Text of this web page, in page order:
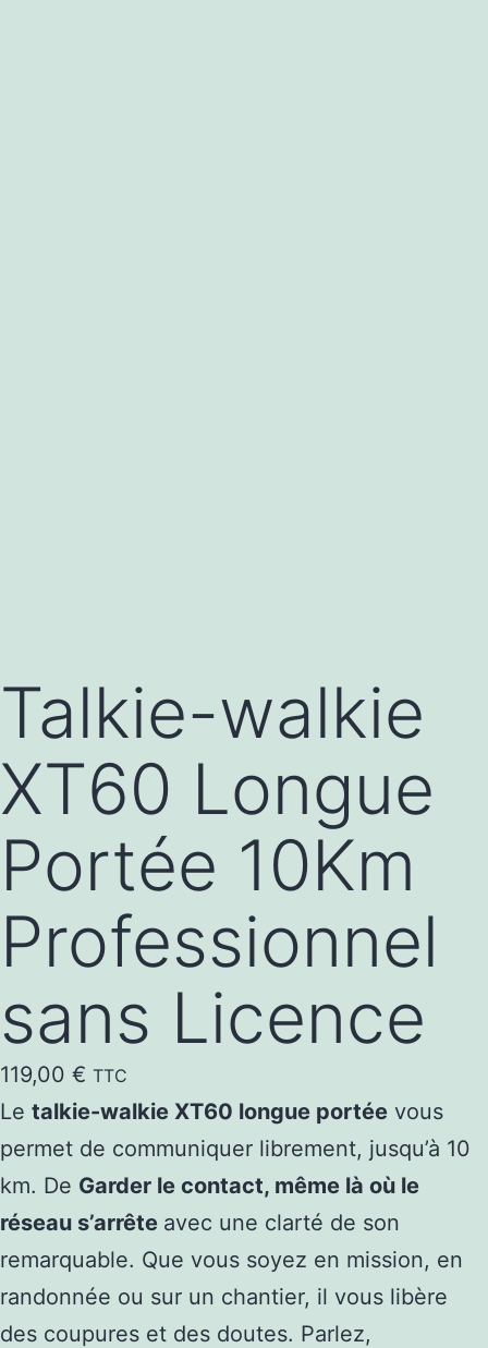
Talkie-walkie
XT60 Longue
Portée 10Km
Professionnel
sans Licence
119,00 € TTC
Le talkie-walkie XT60 longue portée vous
permet de communiquer librement, jusqu’à 10
km. De Garder le contact, même là où le
réseau s’arrête avec une clarté de son
remarquable. Que vous soyez en mission, en
randonnée ou sur un chantier, il vous libère
des coupures et des doutes. Parlez,